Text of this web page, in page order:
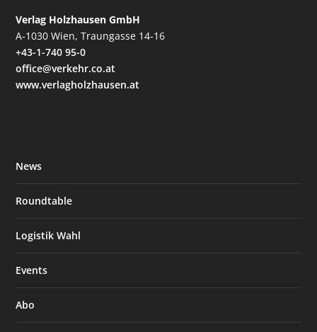
Verlag Holzhausen GmbH
A-1030 Wien, Traungasse 14-16
+43-1-740 95-0
office@verkehr.co.at
www.verlagholzhausen.at
News
Roundtable
Logistik Wahl
Events
Abo